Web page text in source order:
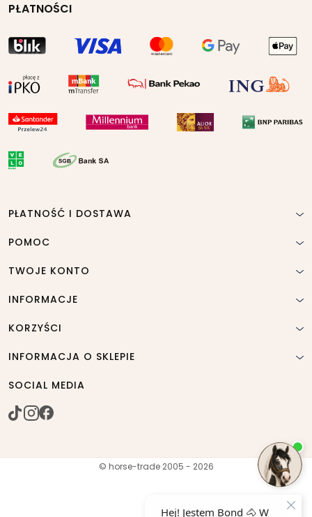
PŁATNOŚCI
PŁATNOŚĆ I DOSTAWA
POMOC
TWOJE KONTO
INFORMACJE
KORZYŚCI
INFORMACJA O SKLEPIE
SOCIAL MEDIA
© horse-trade 2005 - 2026